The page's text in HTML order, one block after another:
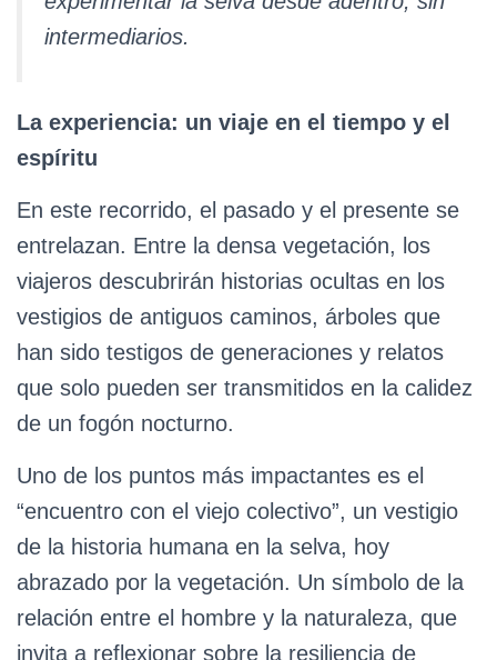
intermediarios.
La experiencia: un viaje en el tiempo y el
espíritu
En este recorrido, el pasado y el presente se
entrelazan. Entre la densa vegetación, los
viajeros descubrirán historias ocultas en los
vestigios de antiguos caminos, árboles que
han sido testigos de generaciones y relatos
que solo pueden ser transmitidos en la calidez
de un fogón nocturno.
Uno de los puntos más impactantes es el
“encuentro con el viejo colectivo”, un vestigio
de la historia humana en la selva, hoy
abrazado por la vegetación. Un símbolo de la
relación entre el hombre y la naturaleza, que
invita a reflexionar sobre la resiliencia de